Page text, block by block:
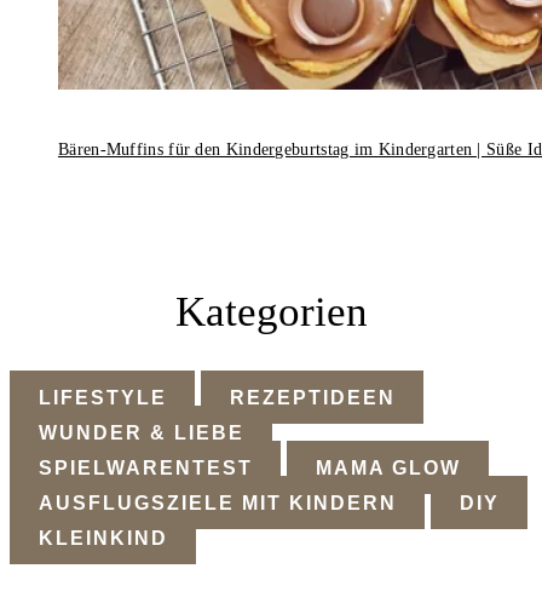
Bären-Muffins für den Kindergeburtstag im Kindergarten | Süße
Kategorien
LIFESTYLE
REZEPTIDEEN
WUNDER & LIEBE
SPIELWARENTEST
MAMA GLOW
AUSFLUGSZIELE MIT KINDERN
DIY
KLEINKIND